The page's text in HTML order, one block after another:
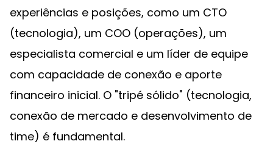
experiências e posições, como um CTO
(tecnologia), um COO (operações), um
especialista comercial e um líder de equipe
com capacidade de conexão e aporte
financeiro inicial. O "tripé sólido" (tecnologia,
conexão de mercado e desenvolvimento de
time) é fundamental.